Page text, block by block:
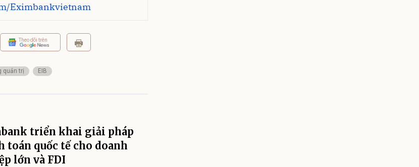
Eximbankvietnam
Theo dõi trên
quản trị EIB
triển khai giải pháp
toán quốc tế cho doanh
lớn và FDI